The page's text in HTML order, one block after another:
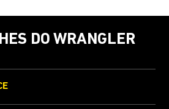
DO WRANGLER